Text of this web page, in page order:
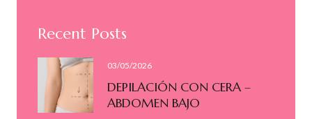
Recent Posts
03/05/2026
DEPILACIÓN CON CERA –
ABDOMEN BAJO